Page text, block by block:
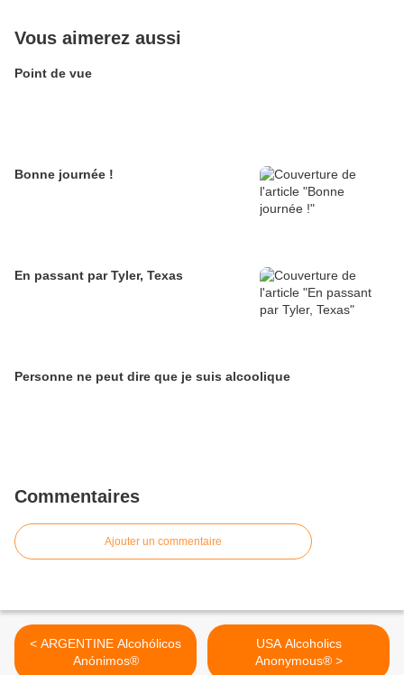
Vous aimerez aussi
Point de vue
Bonne journée !
En passant par Tyler, Texas
Personne ne peut dire que je suis alcoolique
Commentaires
Ajouter un commentaire
< ARGENTINE Alcohólicos
Anónimos®
USA Alcoholics
Anonymous® >